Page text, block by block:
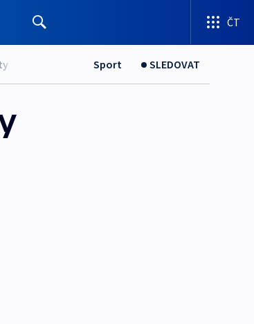
ČT
Sport SLEDOVAT